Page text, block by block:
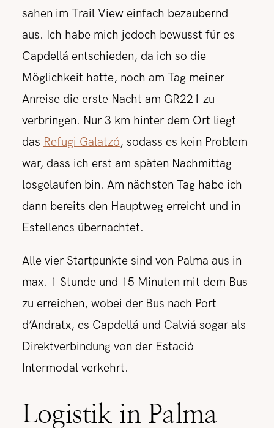
sahen im Trail View einfach bezaubernd
aus. Ich habe mich jedoch bewusst für es
Capdellá entschieden, da ich so die
Möglichkeit hatte, noch am Tag meiner
Anreise die erste Nacht am GR221 zu
verbringen. Nur 3 km hinter dem Ort liegt
das Refugi Galatzó, sodass es kein Problem
war, dass ich erst am späten Nachmittag
losgelaufen bin. Am nächsten Tag habe ich
dann bereits den Hauptweg erreicht und in
Estellencs übernachtet.
Alle vier Startpunkte sind von Palma aus in
max. 1 Stunde und 15 Minuten mit dem Bus
zu erreichen, wobei der Bus nach Port
d’Andratx, es Capdellá und Calviá sogar als
Direktverbindung von der Estació
Intermodal verkehrt.
Logistik in Palma